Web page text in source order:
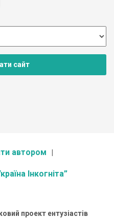
сайт
автором
Інкогніта”
проект ентузіастів